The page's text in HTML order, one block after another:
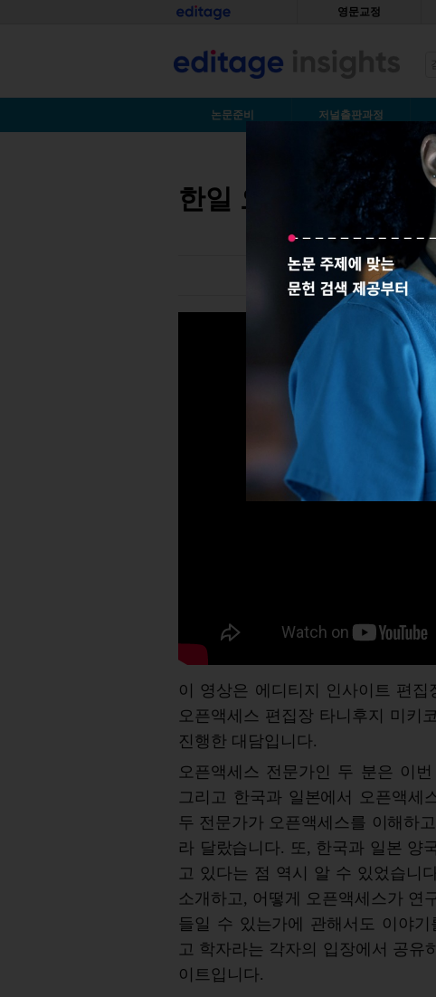
홈 영문교정
논문준비 저널출판과정
한일 오픈 액세스 인
한일 오픈 액세스 인터
이 영상은 에디티지 인사이트 편집
오픈액세스 편집장 타니후지 미키
진행한 대담입니다.
오픈액세스 전문가인 두 분은 이
그리고 한국과 일본에서 오픈액세
두 전문가가 오픈액세스를 이해하
라 달랐습니다. 또, 한국과 일본 양
고 있다는 점 역시 알 수 있었습니
소개하고, 어떻게 오픈액세스가 연
들일 수 있는가에 관해서도 이야
고 학자라는 각자의 입장에서 공유
이트입니다.